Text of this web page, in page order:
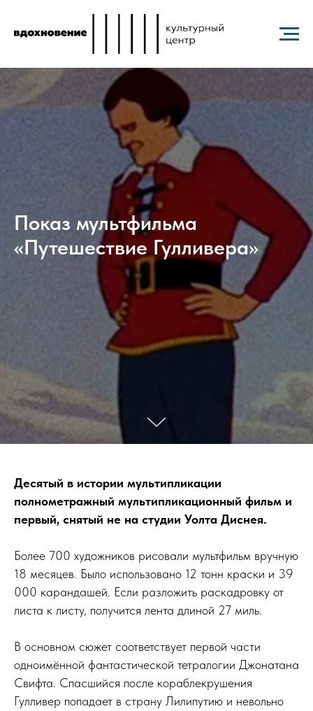
Показ мультфильма
«Путешествие Гулливера»
Десятый в истории мультипликации
полнометражный мультипликационный фильм и
первый, снятый не на студии Уолта Диснея.
Более 700 художников рисовали мультфильм вручную
18 месяцев. Было использовано 12 тонн краски и 39
000 карандашей. Если разложить раскадровку от
листа к листу, получится лента длиной 27 миль.
В основном сюжет соответствует первой части
одноимённой фантастической тетралогии Джонатана
Свифта. Спасшийся после кораблекрушения
Гулливер попадает в страну Лилипутию и невольно